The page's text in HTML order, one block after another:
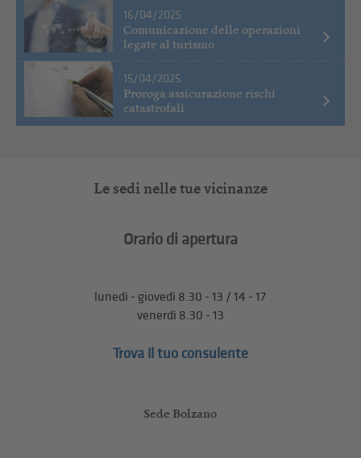
16/04/2025
Comunicazione delle operazioni
legate al turismo
15/04/2025
Proroga assicurazione rischi
catastrofali
Le sedi nelle tue vicinanze
Orario di apertura
lunedì - giovedì 8.30 - 13 / 14 - 17
venerdì 8.30 - 13
Trova il tuo consulente
Sede Bolzano